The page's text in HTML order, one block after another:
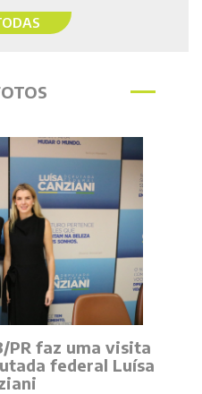
PR faz uma visita
federal Luísa